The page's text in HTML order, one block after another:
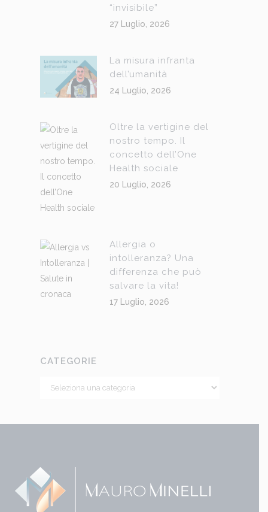
“invisibile”
27 Luglio, 2026
La misura infranta
dell’umanità
24 Luglio, 2026
Oltre la vertigine del
nostro tempo. Il
concetto dell’One
Health sociale
20 Luglio, 2026
Allergia o
intolleranza? Una
differenza che può
salvare la vita!
17 Luglio, 2026
CATEGORIE